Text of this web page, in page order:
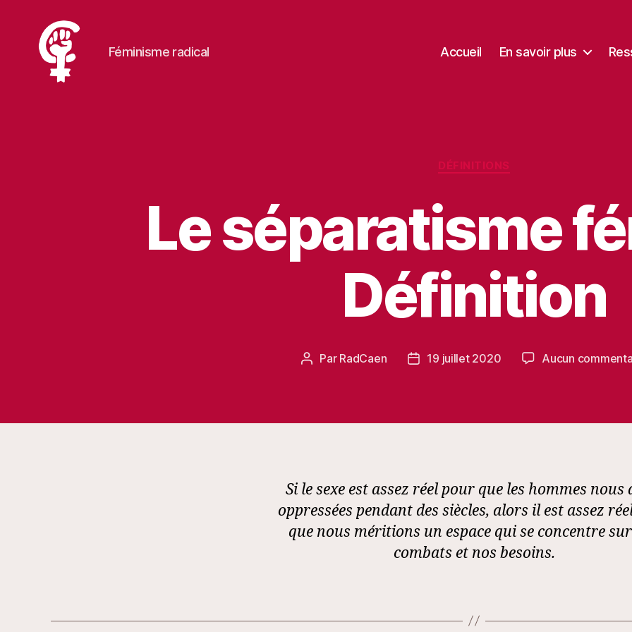
Féminisme radical Accueil En savoir plus
Catégories
DÉFINITIONS
Le séparatisme
Définition
Auteur
Par RadCaen
Date19 juillet 2020 Aucun
Si le sexe est assez réel pour que les hommes nous
oppressées pendant des siècles, alors il est assez
que nous méritions un espace qui se concentre
combats et nos besoins.